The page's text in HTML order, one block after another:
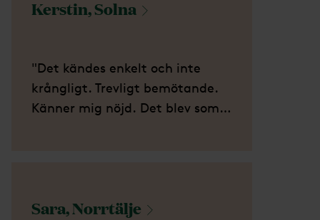
Kerstin,Solna
"Det kändes enkelt och inte
krångligt. Trevligt bemötande.
Känner mig nöjd. Det blev som
Sara,Norrtälje